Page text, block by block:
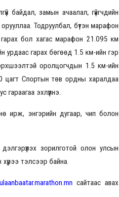
байдал, замын ачаалал, гүйгчдийн
Тодруулбал, бүтэн марафон
бол хагас марафон 21.095 км
урдаас гарах бөгөөд 1.5 км-ийн гэр
оролцогчдын 1.5 км-ийн
цагт Спортын төв ордны харалдаа
эхлүүлнэ.
ирж, энгэрийн дугаар, чип болон
зорилготой олон улсын
тэлсээр байна.
ulaanbaatar.marathon.mn сайтаас авах
20:00